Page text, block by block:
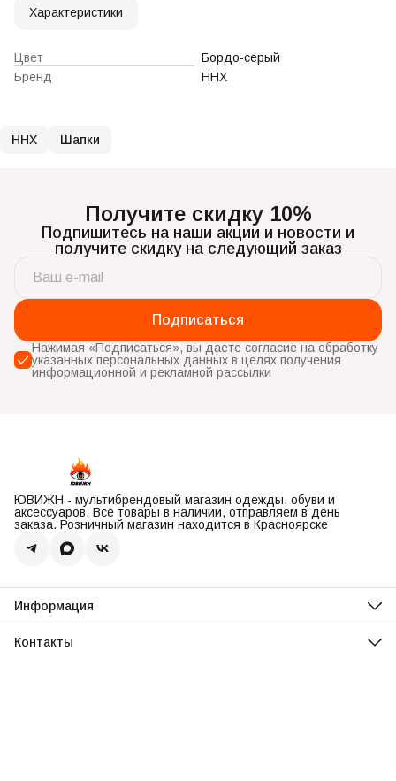
Характеристики
Цвет
Бордо-серый
Бренд
ННХ
ННХ Шапки
Получите скидку 10%
Подпишитесь на наши акции и новости и
получите скидку на следующий заказ
Подписаться
Нажимая «Подписаться», вы даете согласие на обработку
указанных персональных данных в целях получения
информационной и рекламной рассылки
ЮВИЖН - мультибрендовый магазин одежды, обуви и
аксессуаров. Все товары в наличии, отправляем в день
заказа. Розничный магазин находится в Красноярске
Информация
Оплата
Контакты